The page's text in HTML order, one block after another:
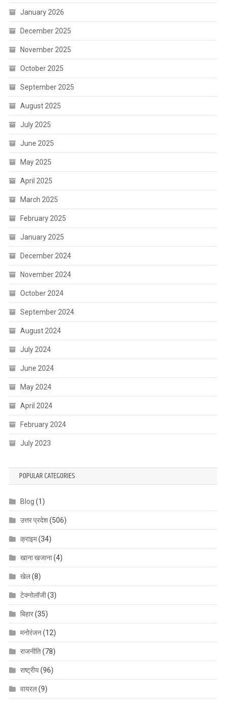
January 2026
December 2025
November 2025
October 2025
September 2025
August 2025
July 2025
June 2025
May 2025
April 2025
March 2025
February 2025
January 2025
December 2024
November 2024
October 2024
September 2024
August 2024
July 2024
June 2024
May 2024
April 2024
February 2024
July 2023
POPULAR CATEGORIES
Blog (1)
उत्तर प्रदेश(506)
क्राइम(34)
खाना खजाना(4)
खेल(8)
टेक्नोलॉजी(3)
बिहार(35)
मनोरंजन(12)
राजनीति(78)
राष्ट्रीय(96)
वायरल(9)